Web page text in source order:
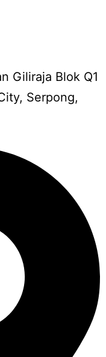
Giliraja Blok Q1
Serpong,